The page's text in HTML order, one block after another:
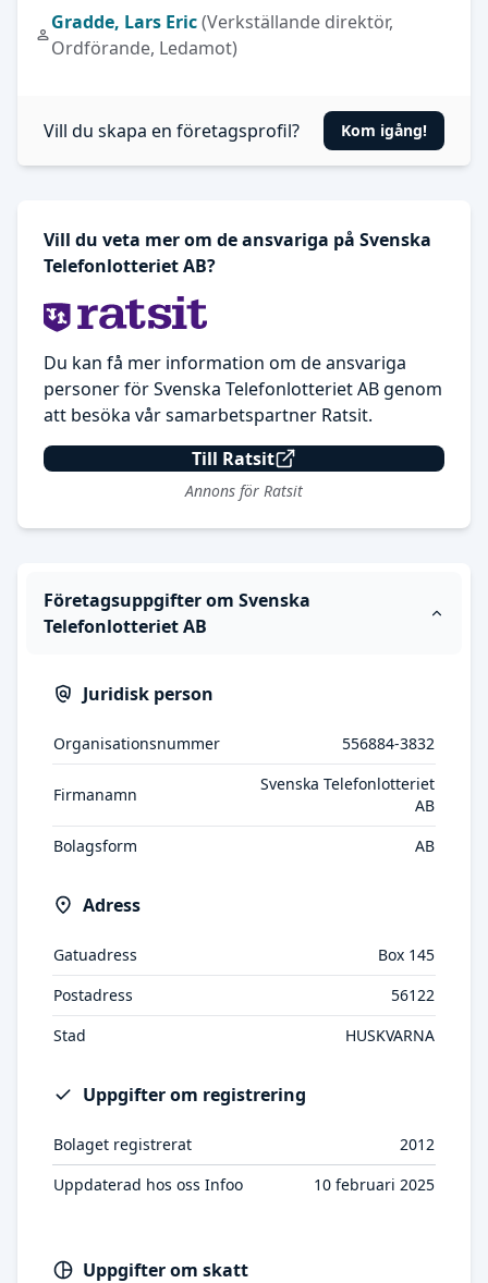
Gradde, Lars Eric(Verkställande direktör,
Ordförande, Ledamot)
Vill du skapa en företagsprofil? Kom igång!
Vill du veta mer om de ansvariga på Svenska
Telefonlotteriet AB?
Du kan få mer information om de ansvariga
personer för Svenska Telefonlotteriet AB genom
att besöka vår samarbetspartner Ratsit.
Till Ratsit
Annons för Ratsit
Företagsuppgifter om Svenska
Telefonlotteriet AB
Juridisk person
Organisationsnummer 556884-3832
Firmanamn
Svenska Telefonlotteriet
AB
Bolagsform
AB
Adress
Gatuadress
Box 145
Postadress
56122
Stad
HUSKVARNA
Uppgifter om registrering
Bolaget registrerat
2012
Uppdaterad hos oss Infoo
10 februari 2025
Uppgifter om skatt